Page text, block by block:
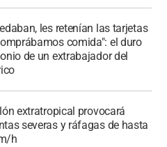
les retenían las tarjetas
comida": el duro
de un extrabajador del
extratropical provocará
severas y ráfagas de hasta
h